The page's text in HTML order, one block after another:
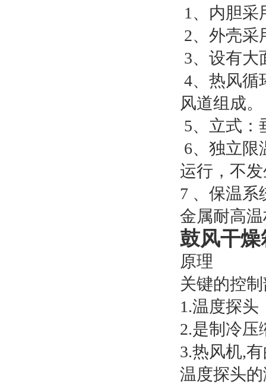
1、内胆采
2、外壳采
3、设有大
4、热风循
风道组成。
5、立式：
6、独立限
运行，不
7 、保温系
金属耐高
鼓风干燥
原理
关键的控
1.温度探头
2.是制冷压
3.热风机,
温度探头